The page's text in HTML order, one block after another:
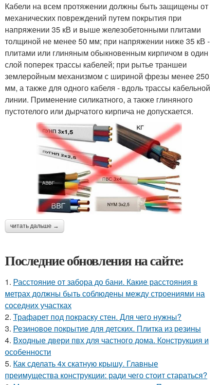
Кабели на всем протяжении должны быть защищены от
механических повреждений путем покрытия при
напряжении 35 кВ и выше железобетонными плитами
толщиной не менее 50 мм; при напряжении ниже 35 кВ -
плитами или глиняным обыкновенным кирпичом в один
слой поперек трассы кабелей; при рытье траншеи
землеройным механизмом с шириной фрезы менее 250
мм, а также для одного кабеля - вдоль трассы кабельной
линии. Применение силикатного, а также глиняного
пустотелого или дырчатого кирпича не допускается.
читать дальше →
Последние обновления на сайте:
1. Расстояние от забора до бани. Какие расстояния в
метрах должны быть соблюдены между строениями на
соседних участках
2. Трафарет под покраску стен. Для чего нужны?
3. Резиновое покрытие для детских. Плитка из резины
4. Входные двери пвх для частного дома. Конструкция и
особенности
5. Как сделать 4х скатную крышу. Главные
преимущества конструкции: ради чего стоит стараться?